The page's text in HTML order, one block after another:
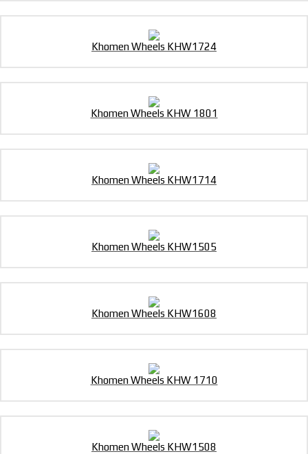
Khomen Wheels KHW1724
Khomen Wheels KHW 1801
Khomen Wheels KHW1714
Khomen Wheels KHW1505
Khomen Wheels KHW1608
Khomen Wheels KHW 1710
Khomen Wheels KHW1508